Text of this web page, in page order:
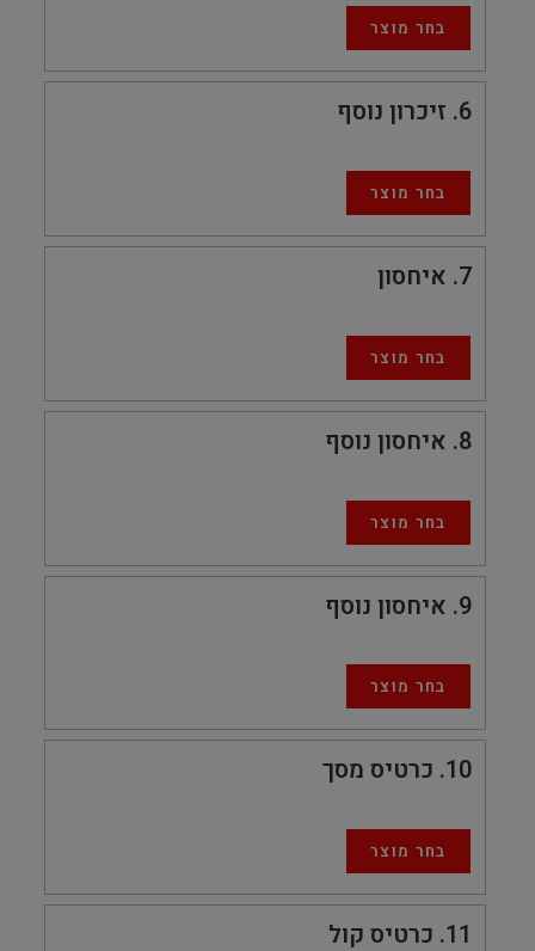
בחר מוצר
6 זיכרון נוסף
בחר מוצר
7 איחסון
בחר מוצר
8 איחסון נוסף
בחר מוצר
9 איחסון נוסף
בחר מוצר
10 כרטיס מסך
בחר מוצר
11 כרטיס קול